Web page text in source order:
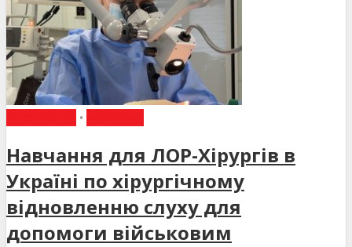
•
Навчання для ЛОР-Хірургів в
Україні по хірургічному
відновленню слуху для
допомоги військовим